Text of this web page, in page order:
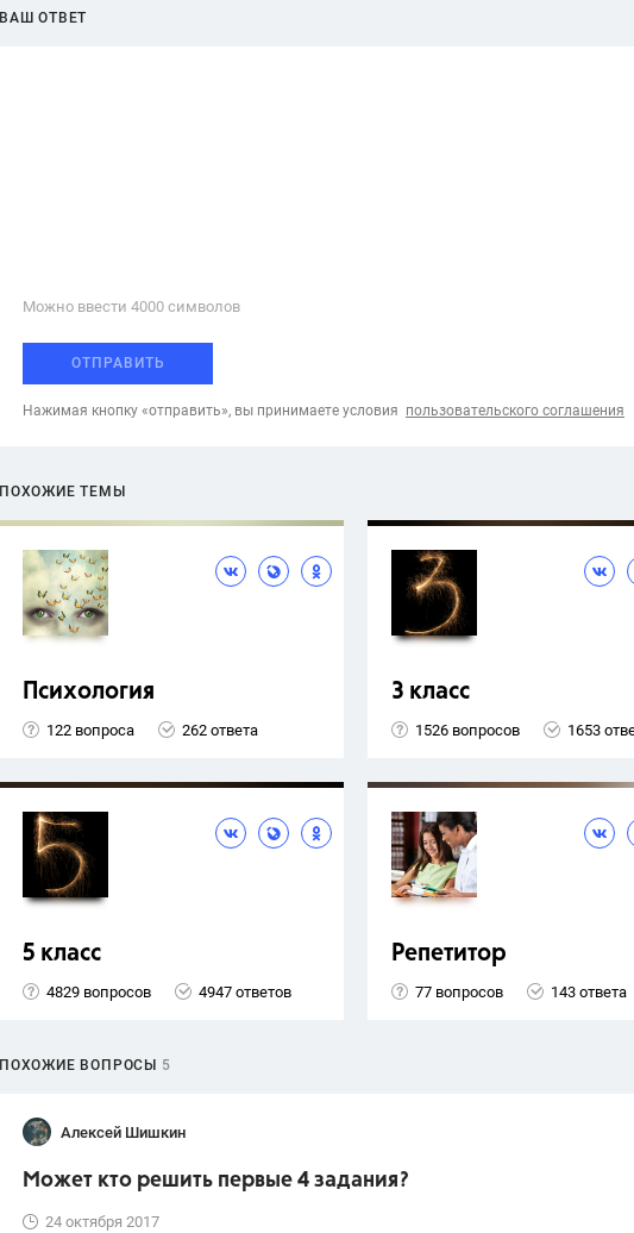
ВАШ ОТВЕТ
Можно ввести 4000 cимволов
ОТПРАВИТЬ
Нажимая кнопку «отправить», вы принимаете условия пользовательского соглашения
ПОХОЖИЕ ТЕМЫ
Психология
122 вопроса 262 ответа
3 класс
1526 вопросов 1653
5 класс
4829 вопросов 4947 ответов
Репетитор
77 вопросов 143 ответа
ПОХОЖИЕ ВОПРОСЫ 5
Алексей Шишкин
Может кто решить первые 4 задания?
24 октября 2017